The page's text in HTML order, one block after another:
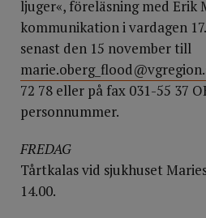
ljuger«, föreläsning med Erik
kommunikation i vardagen
senast den 15 november till
72 78 eller på fax 031-55 37
personnummer.
FREDAG
Tårtkalas vid sjukhuset
14.00.